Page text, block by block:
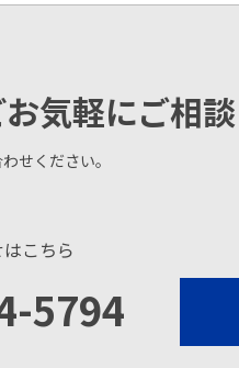
気軽にご相談
せください。
こちら
5794